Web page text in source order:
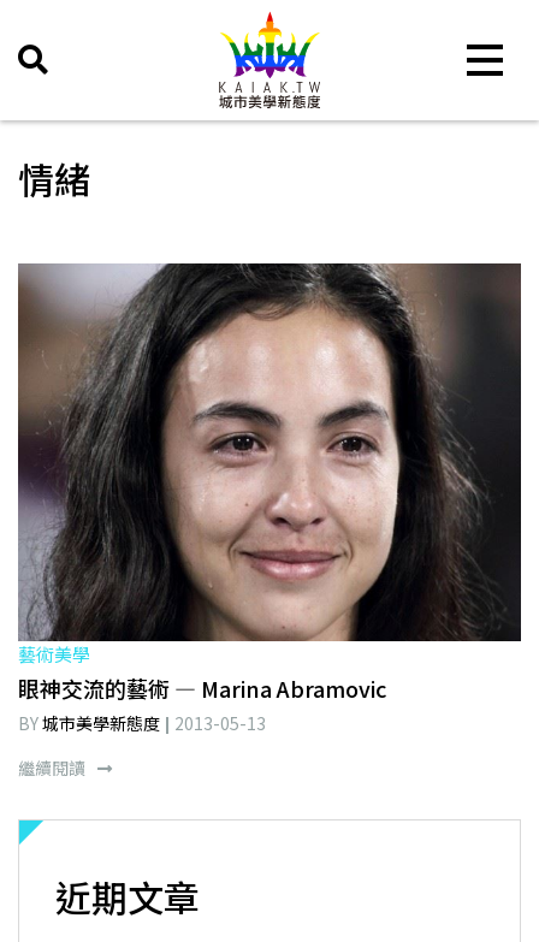
Toggle
情緒
藝術美學
眼神交流的藝術 — Marina Abramovic
BY城市美學新態度
2013-05-13
繼續閱讀
近期文章